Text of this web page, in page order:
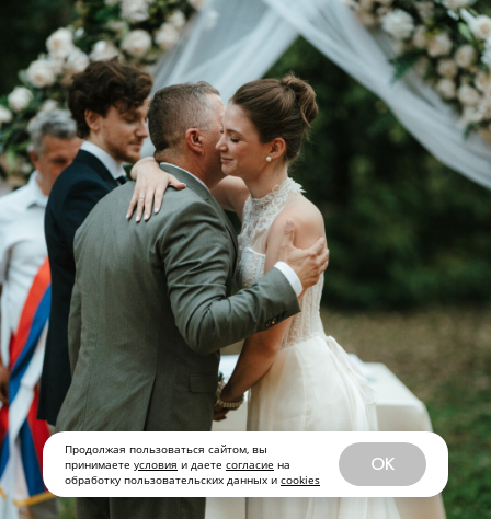
Продолжая пользоваться сайтом, вы
принимаете условия и даете согласие на
обработку пользовательских данных и cookies
OK